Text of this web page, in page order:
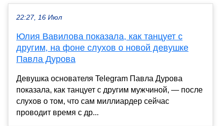
22:27, 16 Июл
Юлия Вавилова показала, как танцует с
другим, на фоне слухов о новой девушке
Павла Дурова
Девушка основателя Telegram Павла Дурова
показала, как танцует с другим мужчиной, — после
слухов о том, что сам миллиардер сейчас
проводит время с др...